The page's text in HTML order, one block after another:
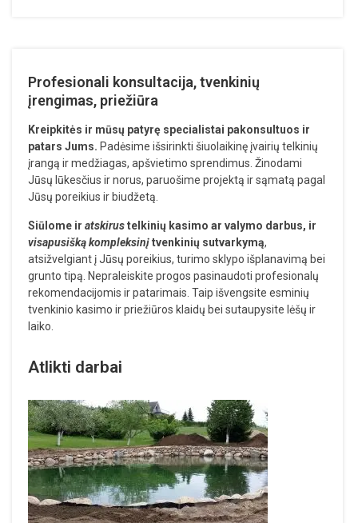
Profesionali konsultacija, tvenkinių
įrengimas, priežiūra
Kreipkitės ir mūsų patyrę specialistai pakonsultuos ir
patars Jums. Padėsime išsirinkti šiuolaikinę įvairių telkinių
įrangą ir medžiagas, apšvietimo sprendimus. Žinodami
Jūsų lūkesčius ir norus, paruošime projektą ir sąmatą pagal
Jūsų poreikius ir biudžetą.
Siūlome ir atskirustelkinių kasimo ar valymo darbus, ir
visapusišką kompleksinįtvenkinių sutvarkymą,
atsižvelgiant į Jūsų poreikius, turimo sklypo išplanavimą bei
grunto tipą. Nepraleiskite progos pasinaudoti profesionalų
rekomendacijomis ir patarimais. Taip išvengsite esminių
tvenkinio kasimo ir priežiūros klaidų bei sutaupysite lėšų ir
laiko.
Atlikti darbai